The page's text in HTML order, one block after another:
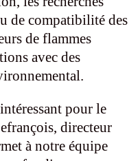
de compatibilité des
de flammes
avec des
pour le
directeur
à notre équipe